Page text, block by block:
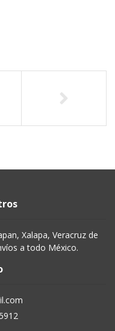
Xalapa, Veracruz de
a todo México.